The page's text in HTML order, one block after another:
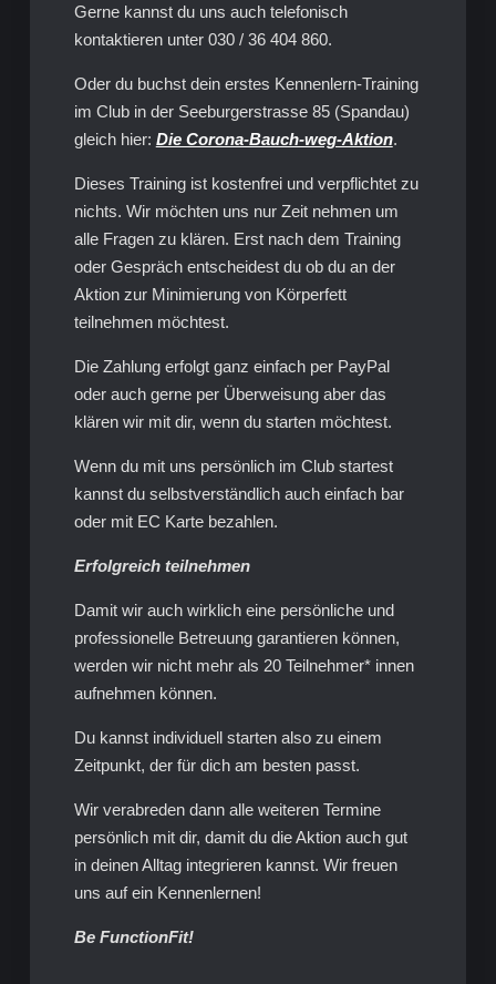
Gerne kannst du uns auch telefonisch
kontaktieren unter 030 / 36 404 860.
Oder du buchst dein erstes Kennenlern-Training
im Club in der Seeburgerstrasse 85 (Spandau)
gleich hier: Die Corona-Bauch-weg-Aktion.
Dieses Training ist kostenfrei und verpflichtet zu
nichts. Wir möchten uns nur Zeit nehmen um
alle Fragen zu klären. Erst nach dem Training
oder Gespräch entscheidest du ob du an der
Aktion zur Minimierung von Körperfett
teilnehmen möchtest.
Die Zahlung erfolgt ganz einfach per PayPal
oder auch gerne per Überweisung aber das
klären wir mit dir, wenn du starten möchtest.
Wenn du mit uns persönlich im Club startest
kannst du selbstverständlich auch einfach bar
oder mit EC Karte bezahlen.
Erfolgreich teilnehmen
Damit wir auch wirklich eine persönliche und
professionelle Betreuung garantieren können,
werden wir nicht mehr als 20 Teilnehmer* innen
aufnehmen können.
Du kannst individuell starten also zu einem
Zeitpunkt, der für dich am besten passt.
Wir verabreden dann alle weiteren Termine
persönlich mit dir, damit du die Aktion auch gut
in deinen Alltag integrieren kannst. Wir freuen
uns auf ein Kennenlernen!
Be FunctionFit!